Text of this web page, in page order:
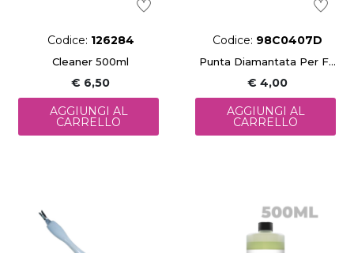
Codice: 126284
Cleaner 500ml
€ 6,50
AGGIUNGI AL
CARRELLO
Codice: 98C0407D
Punta Diamantata Per Fresa (4X7 Mm)
€ 4,00
AGGIUNGI AL
CARRELLO